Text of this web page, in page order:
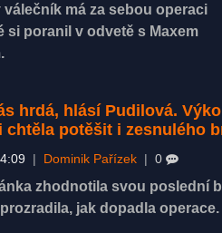
má za sebou operaci
si poranil v odvetě s Maxem
hrdá, hlásí Pudilová.
chtěla potěšit i zesnulého
Dominik Pařízek 0
zhodnotila svou poslední
jak dopadla operace.